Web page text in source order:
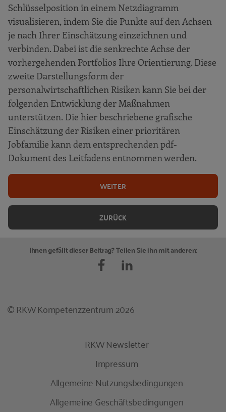
Schlüsselposition in einem Netzdiagramm
visualisieren, indem Sie die Punkte auf den Achsen
je nach Ihrer Einschätzung einzeichnen und
verbinden. Dabei ist die senkrechte Achse der
vorhergehenden Portfolios Ihre Orientierung. Diese
zweite Darstellungsform der
personalwirtschaftlichen Risiken kann Sie bei der
folgenden Entwicklung der Maßnahmen
unterstützen. Die hier beschriebene grafische
Einschätzung der Risiken einer prioritären
Jobfamilie kann dem entsprechenden pdf-
Dokument des Leitfadens entnommen werden.
ZURÜCK
WEITER
Ihnen gefällt dieser Beitrag? Teilen Sie ihn mit anderen:
© RKW Kompetenzzentrum 2026
RKW Newsletter
Impressum
Allgemeine Nutzungsbedingungen
Allgemeine Geschäftsbedingungen